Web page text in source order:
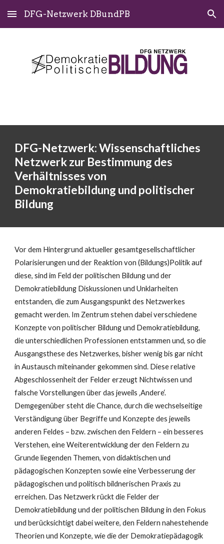
Skip to main content Skip to navigation
DFG-Netzwerk DBundPB
DFG-Netzwerk: Wissenschaftliches
Netzwerk zur Bestimmung des
Verhältnisses von
Demokratiebildung und politischer
Bildung
Vor dem Hintergrund aktueller gesamtgesellschaftlicher
Polarisierungen und der Reaktion von (Bildungs)Politik auf
diese, sind im Feld der politischen Bildung und der
Demokratiebildung Diskussionen und Unklarheiten
entstanden, die zum Ausgangspunkt des Netzwerkes
gemacht werden. Im Zentrum stehen dabei verschiedene
Konzepte von politischer Bildung und Demokratiebildung,
die unterschiedlichen Professionen entstammen und, so die
Ausgangsthese des Netzwerkes, bisher wenig bis gar nicht
in Austausch miteinander gekommen sind. Diese relative
Abgeschlossenheit der Felder erzeugt Nichtwissen und
falsche Vorstellungen über das jeweils ‚Andere‘.
Demgegenüber steht die Chance, durch die wechselseitige
Verständigung über Begriffe und Konzepte des jeweils
anderen Feldes – bzw. zwischen den Feldern – ein besseres
Verstehen, eine Weiterentwicklung der den Feldern zu
Grunde liegenden Themen, von didaktischen und
pädagogischen Konzepten sowie eine Verbesserung der
pädagogischen und politisch bildnerischen Praxis zu
erreichen. Das Netzwerk rückt die Felder der
Demokratiebildung und der politischen Bildung in den Fokus
und berücksichtigt dabei weitere, den Feldern nahestehende
Theorien und Konzepte, wie die der Demokratiepädagogik